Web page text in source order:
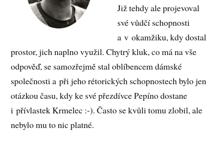
Již tehdy ale projevoval
své vůdčí schopnosti
a v okamžiku, kdy dostal
prostor, jich naplno využil. Chytrý kluk, co má na vše
odpověď, se samozřejmě stal oblíbencem dámské
společnosti a při jeho rétorických schopnostech bylo jen
otázkou času, kdy ke své přezdívce Pepíno dostane
i přívlastek Krmelec :-). Často se kvůli tomu zlobil, ale
nebylo mu to nic platné.